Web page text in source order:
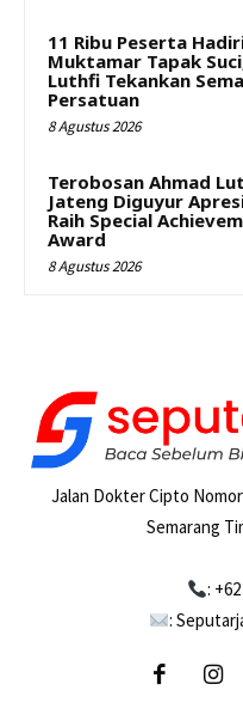
11 Ribu Peserta
Muktamar Tapak
Luthfi Tekankan
Persatuan
8 Agustus 2026
Terobosan Ahmad
Jateng Diguyur
Raih Special
Award
8 Agustus 2026
Jalan Dokter Cipto
Semarang
:
: